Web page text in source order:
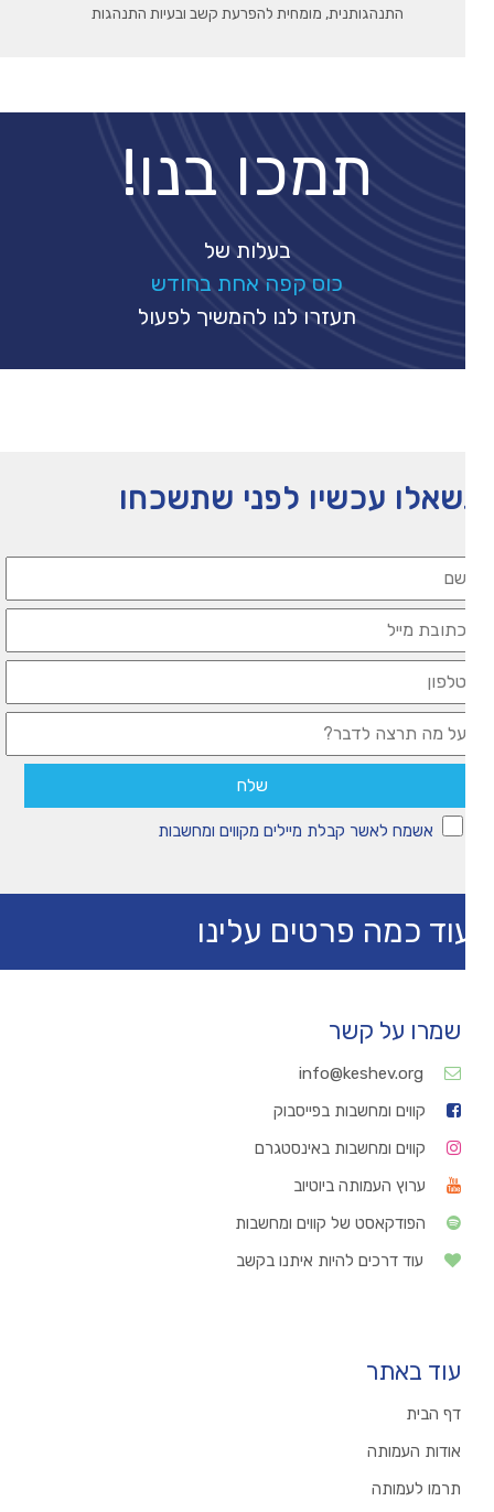
התנהגותנית, מומחית להפרעת קשב ובעיות התנהגות
תמכו בנו!
בעלות של
כוס קפה אחת בחודש
תעזרו לנו להמשיך לפעול
עכשיו לפני שתשכחו
אשמח לאשר קבלת מיילים מקווים ומחשבות
כמה פרטים עלינו
שמרו על קשר
info@keshev.org
קווים ומחשבות בפייסבוק
קווים ומחשבות באינסטגרם
ערוץ העמותה ביוטיוב
הפודקאסט של קווים ומחשבות
עוד דרכים להיות איתנו בקשב
עוד באתר
דף הבית
אודות העמותה
תרמו לעמותה